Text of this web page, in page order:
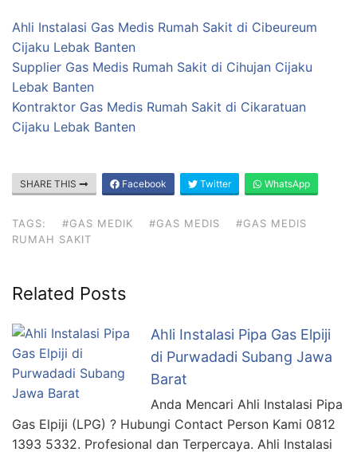
Ahli Instalasi Gas Medis Rumah Sakit di Cibeureum
Cijaku Lebak Banten
Supplier Gas Medis Rumah Sakit di Cihujan Cijaku
Lebak Banten
Kontraktor Gas Medis Rumah Sakit di Cikaratuan
Cijaku Lebak Banten
SHARE THIS Facebook Twitter WhatsApp
TAGS: #GAS MEDIK #GAS MEDIS
#GAS MEDIS
RUMAH SAKIT
Related Posts
Ahli Instalasi Pipa Gas Elpiji
di Purwadadi Subang Jawa
Barat
Anda Mencari Ahli Instalasi Pipa
Gas Elpiji (LPG) ? Hubungi Contact Person Kami 0812
1393 5332. Profesional dan Terpercaya. Ahli Instalasi